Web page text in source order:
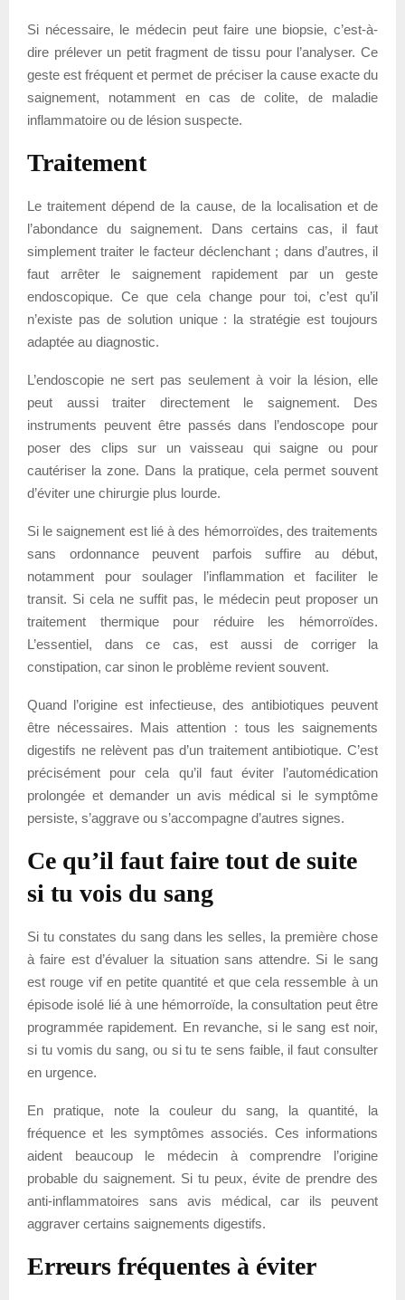
Si nécessaire, le médecin peut faire une biopsie, c’est-à-
dire prélever un petit fragment de tissu pour l’analyser. Ce
geste est fréquent et permet de préciser la cause exacte du
saignement, notamment en cas de colite, de maladie
inflammatoire ou de lésion suspecte.
Traitement
Le traitement dépend de la cause, de la localisation et de
l’abondance du saignement. Dans certains cas, il faut
simplement traiter le facteur déclenchant ; dans d’autres, il
faut arrêter le saignement rapidement par un geste
endoscopique. Ce que cela change pour toi, c’est qu’il
n’existe pas de solution unique : la stratégie est toujours
adaptée au diagnostic.
L’endoscopie ne sert pas seulement à voir la lésion, elle
peut aussi traiter directement le saignement. Des
instruments peuvent être passés dans l’endoscope pour
poser des clips sur un vaisseau qui saigne ou pour
cautériser la zone. Dans la pratique, cela permet souvent
d’éviter une chirurgie plus lourde.
Si le saignement est lié à des hémorroïdes, des traitements
sans ordonnance peuvent parfois suffire au début,
notamment pour soulager l’inflammation et faciliter le
transit. Si cela ne suffit pas, le médecin peut proposer un
traitement thermique pour réduire les hémorroïdes.
L’essentiel, dans ce cas, est aussi de corriger la
constipation, car sinon le problème revient souvent.
Quand l’origine est infectieuse, des antibiotiques peuvent
être nécessaires. Mais attention : tous les saignements
digestifs ne relèvent pas d’un traitement antibiotique. C’est
précisément pour cela qu’il faut éviter l’automédication
prolongée et demander un avis médical si le symptôme
persiste, s’aggrave ou s’accompagne d’autres signes.
Ce qu’il faut faire tout de suite
si tu vois du sang
Si tu constates du sang dans les selles, la première chose
à faire est d’évaluer la situation sans attendre. Si le sang
est rouge vif en petite quantité et que cela ressemble à un
épisode isolé lié à une hémorroïde, la consultation peut être
programmée rapidement. En revanche, si le sang est noir,
si tu vomis du sang, ou si tu te sens faible, il faut consulter
en urgence.
En pratique, note la couleur du sang, la quantité, la
fréquence et les symptômes associés. Ces informations
aident beaucoup le médecin à comprendre l’origine
probable du saignement. Si tu peux, évite de prendre des
anti-inflammatoires sans avis médical, car ils peuvent
aggraver certains saignements digestifs.
Erreurs fréquentes à éviter